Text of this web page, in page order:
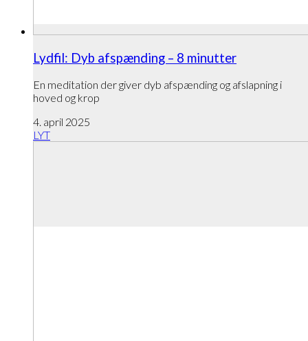
Lydfil: Dyb afspænding – 8 minutter
En meditation der giver dyb afspænding og afslapning i
hoved og krop
4. april 2025
LYT